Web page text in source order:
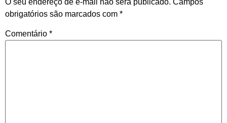
O seu endereço de e-mail não será publicado. Campos
obrigatórios são marcados com *
Comentário *